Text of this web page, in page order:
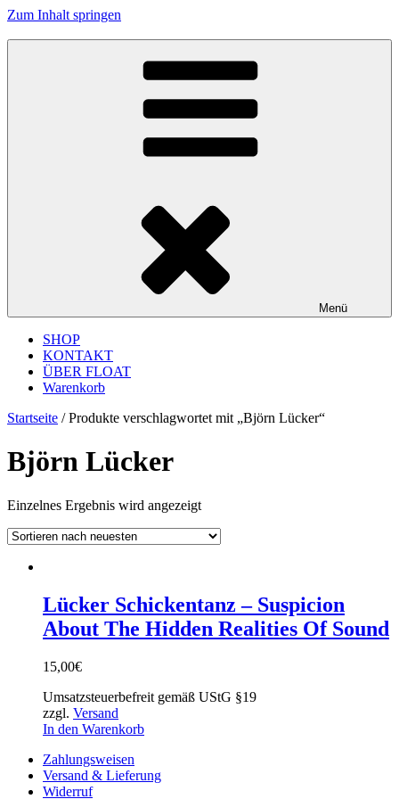
Zum Inhalt springen
junges Label für improvisierte Musik und Jazz aus Köln
Menü
SHOP
KONTAKT
ÜBER FLOAT
Warenkorb
Startseite / Produkte verschlagwortet mit „Björn Lücker“
Björn Lücker
Einzelnes Ergebnis wird angezeigt
Lücker Schickentanz – Suspicion
About The Hidden Realities Of Sound
15,00€
Umsatzsteuerbefreit gemäß UStG §19
zzgl. Versand
In den Warenkorb
Zahlungsweisen
Versand & Lieferung
Widerruf